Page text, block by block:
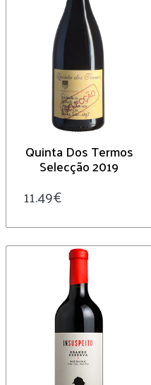
Quinta Dos Termos
Selecção 2019
11.49€